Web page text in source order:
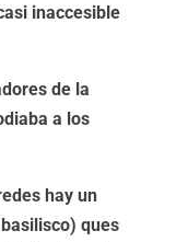
inaccesible
de la
a los
hay un
ques